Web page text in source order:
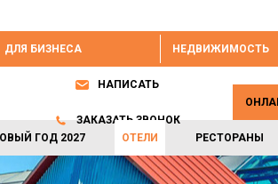
НЕДВИЖИМОСТЬ
ДЛЯ БИЗНЕСА
ГОД 2027 ОТЕЛИ РЕСТОРАНЫ
НАПИСАТЬ
ЗАКАЗАТЬ ЗВОНОК